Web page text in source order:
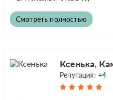
Смотреть полностью
Ксенька,
Репутация: +4